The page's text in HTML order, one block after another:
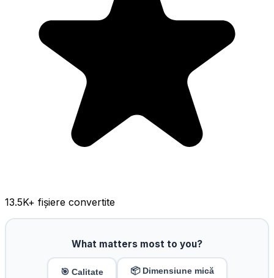
13.5K+ fișiere convertite
What matters most to you?
🎯 Calitate 📦 Dimensiune mică